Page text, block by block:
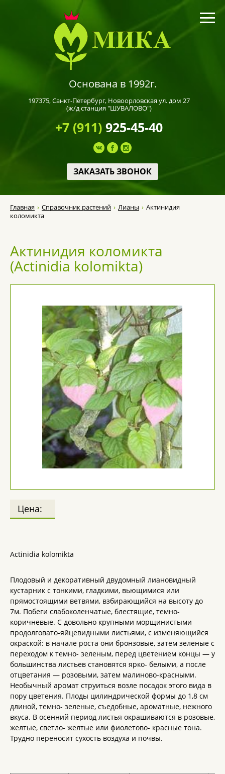
Основана в 1992г.
197375,Санкт-Петербург, Новоорловская ул. дом 27
(ж/д станция "ШУВАЛОВО")
+7 (911)925-45-40
ЗАКАЗАТЬ ЗВОНОК
Главная Справочник растений Лианы
Актинидия
коломикта
Актинидия коломикта
(Actinidia kolomikta)
Цена:
Actinidia kolomikta
Плодовый и декоративный двудомный лиановидный
кустарник с тонкими, гладкими, вьющимися или
прямостоящими ветвями, взбирающийся на высоту до
7м. Побеги слабоколенчатые, блестящие, темно-
коричневые. С довольно крупными морщинистыми
продолговато-яйцевидными листьями, с изменяющийся
окраской: в начале роста они бронзовые, затем зеленые с
переходом к темно- зеленым, перед цветением концы — у
большинства листьев становятся ярко- белыми, а после
отцветания — розовыми, затем малиново-красными.
Необычный аромат струиться возле посадок этого вида в
пору цветения. Плоды цилиндрической формы до 1,8 см
длиной, темно- зеленые, съедобные, ароматные, нежного
вкуса. В осенний период листья окрашиваются в розовые,
желтые, светло- желтые или фиолетово- красные тона.
Трудно переносит сухость воздуха и почвы.